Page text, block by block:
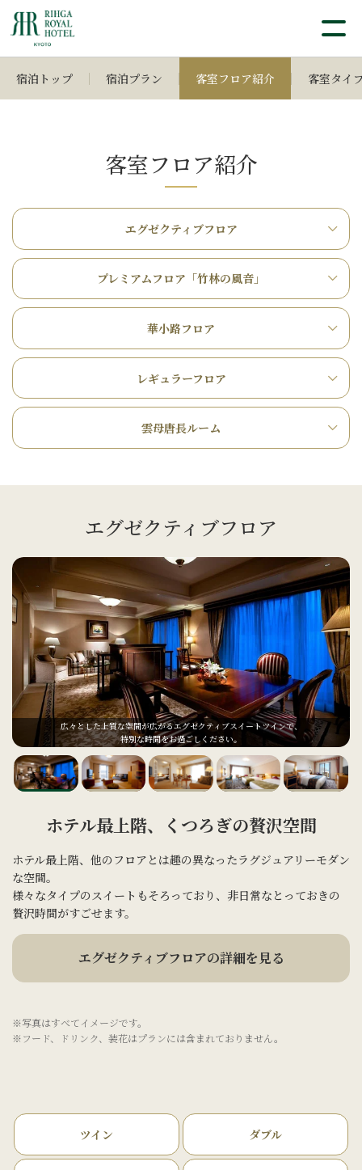
宿泊トップ 宿泊プラン 客室フロア紹介 客室タイ
客室フロア紹介
エグゼクティブフロア
プレミアムフロア「竹林の風音」
華小路フロア
レギュラーフロア
雲母唐長ルーム
エグゼクティブフロア
広々とした上質な空間が広がるエグゼクティブスイートツインで、
特別な時間をお過ごしください。
ホテル最上階、くつろぎの贅沢空間
ホテル最上階、他のフロアとは趣の異なったラグジュアリーモダン
な空間。
様々なタイプのスイートもそろっており、非日常なとっておきの
贅沢時間がすごせます。
エグゼクティブフロアの詳細を見る
※写真はすべてイメージです。
※フード、ドリンク、装花はプランには含まれておりません。
ツイン ダブル